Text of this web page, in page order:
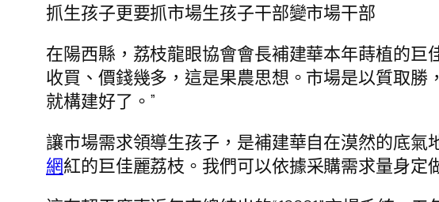
抓生孩子更要抓市場生孩子干部變市場干部
在陽西縣，荔枝龍眼協會會長補建華本年蒔植的
收買、價錢幾多，這是果農思想。市場是以質取
就構建好了。”
讓市場需求領導生孩子，是補建華自在漠然的底
網紅的巨佳麗荔枝。我們可以依據采購需求量身定